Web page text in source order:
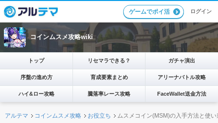
ゲームでポイ活 ログイン
コインムスメ攻略wiki
トップ リセマラできる？ ガチャ演出
序盤の進め方 育成要素まとめ アリーナバトル攻略
ハイ&ロー攻略 騰落率レース攻略 FaceWallet送金方法
アルテマ コインムスメ攻略 お役立ち ムスメコイン(MSM)の入手方法と使い